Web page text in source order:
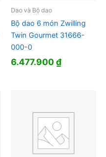
Dao và Bộ dao
Bộ dao 6 món Zwilling
Twin Gourmet 31666-
000-0
6.477.900₫